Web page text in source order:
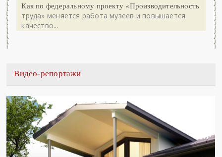
Как по федеральному проекту «Производительность
труда» меняется работа музеев и повышается
качество...
Видео-репортажи